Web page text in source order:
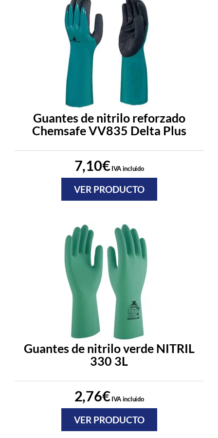
Guantes de nitrilo reforzado
Chemsafe VV835 Delta Plus
7,10€IVA incluido
VER PRODUCTO
Guantes de nitrilo verde NITRIL
330 3L
2,76€IVA incluido
VER PRODUCTO